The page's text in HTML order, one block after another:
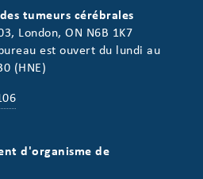
tumeurs cérébrales
London, ON N6B 1K7
est ouvert du lundi au
(HNE)
d'organisme de